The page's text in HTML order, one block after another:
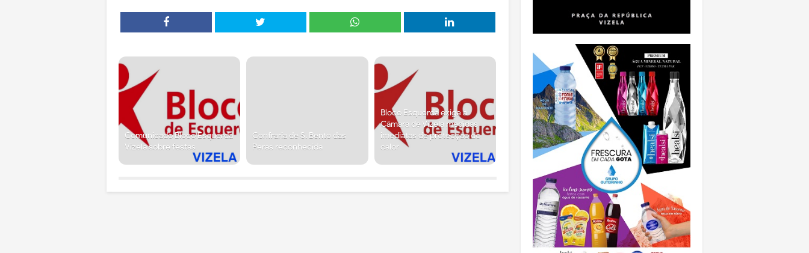
Comunicado Bloco Esquerda
Vizela sobre festas
Confraria de S. Bento das
Peras reconhecida
Bloco Esquerda exige à
Câmara de Vizela medidas
imediatas de protecção do
calor